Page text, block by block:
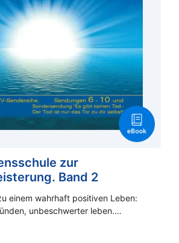
zur
Band 2
einem wahrhaft positiven Leben:
unbeschwerter leben.…